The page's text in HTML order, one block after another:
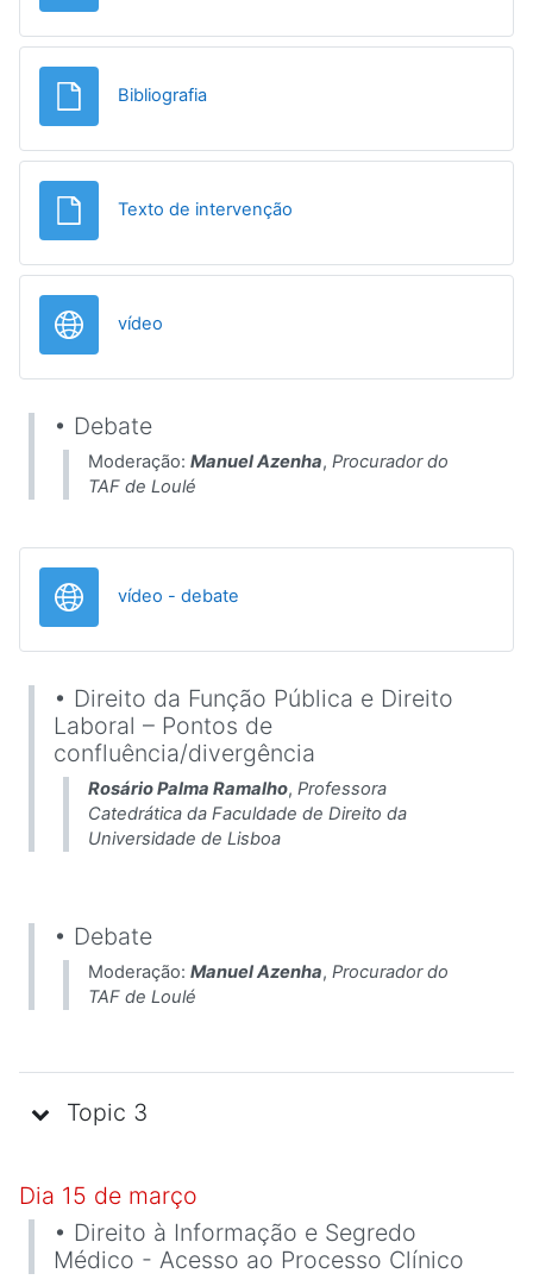
BibliografiaFile
Texto de intervenção
vídeo
• Debate
Moderação: Manuel Azenha, Procurador do
TAF de Loulé
vídeo - debate
• Direito da Função Pública e Direito
Laboral – Pontos de
confluência/divergência
Rosário Palma Ramalho, Professora
Catedrática da Faculdade de Direito da
Universidade de Lisboa
• Debate
Moderação: Manuel Azenha, Procurador do
TAF de Loulé
Topic 3
Dia 15 de março
• Direito à Informação e Segredo
Médico - Acesso ao Processo Clínico